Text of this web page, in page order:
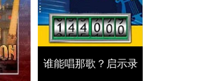
谁能唱那歌？启示录